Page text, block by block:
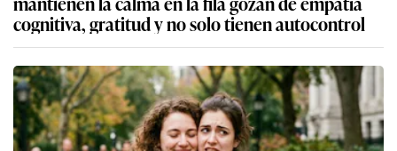
cognitiva, gratitud y no solo tienen autocontrol